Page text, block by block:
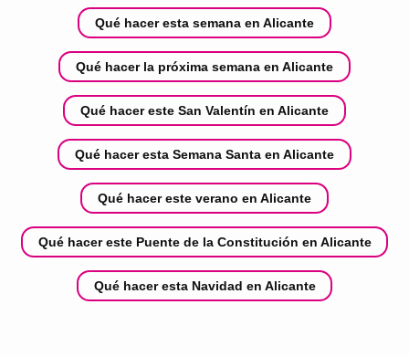
Qué hacer esta semana en Alicante
Qué hacer la próxima semana en Alicante
Qué hacer este San Valentín en Alicante
Qué hacer esta Semana Santa en Alicante
Qué hacer este verano en Alicante
Qué hacer este Puente de la Constitución en Alicante
Qué hacer esta Navidad en Alicante